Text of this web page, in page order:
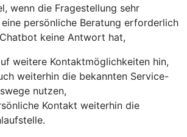
wenn die Fragestellung sehr
persönliche Beratung erforderlich
keine Antwort hat,
weitere Kontaktmöglichkeiten hin,
weiterhin die bekannten Service-
nutzen,
Kontakt weiterhin die